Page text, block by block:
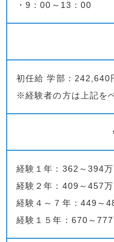
・9：00～13：00
初任給 学部：242,640
※経験者の方は上記を
経験１年：362～394万
経験２年：409～457万
経験４～７年：449～
経験１５年：670～777